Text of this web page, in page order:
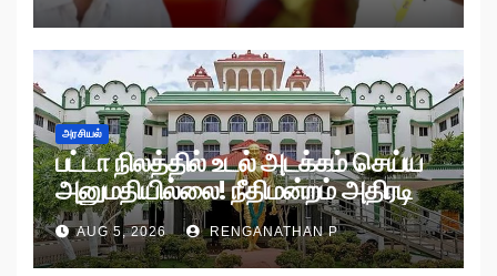
அரசியல்
பட்டா நிலத்தில் உடல் அடக்கம் செய்ய
அனுமதியில்லை! நீதிமன்றம் அதிரடி
உத்தரவு!
AUG 5, 2026 RENGANATHAN P